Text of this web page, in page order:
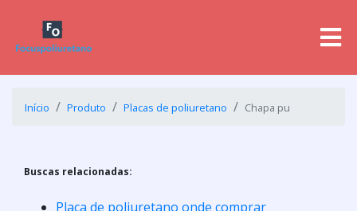
Início Produto Placas de poliuretano Chapa pu
Buscas relacionadas:
Placa de poliuretano onde comprar